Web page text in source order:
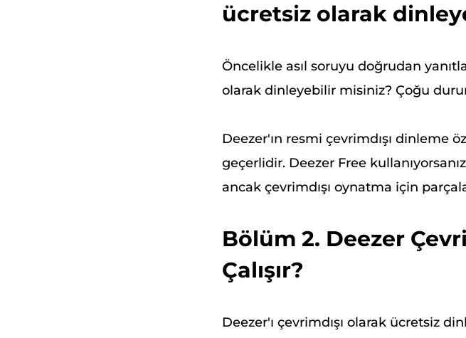
ücretsiz olarak
Öncelikle asıl soruyu doğrudan
olarak dinleyebilir misiniz? Çoğu
Deezer'ın resmi çevrimdışı dinleme
geçerlidir. Deezer Free
ancak çevrimdışı oynatma için
Bölüm 2. Deezer
Çalışır?
Deezer'ı çevrimdışı olarak ücretsiz